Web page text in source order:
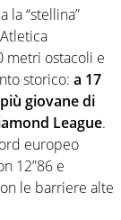
la “stellina”
metri ostacoli e
storico: a 17
giovane di
League.
europeo
12”86 e
le barriere alte